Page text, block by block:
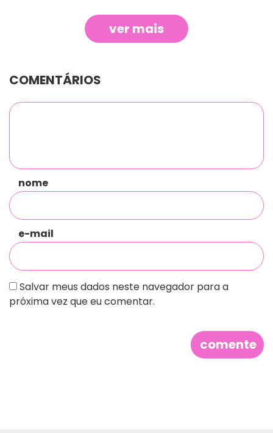
ver mais
COMENTÁRIOS
nome
e-mail
Salvar meus dados neste navegador para a
próxima vez que eu comentar.